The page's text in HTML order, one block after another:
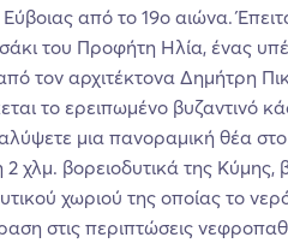
από το 19ο αιώνα.
του Προφήτη Ηλία, ένας
τον αρχιτέκτονα Δημήτρη
το ερειπωμένο βυζαντινό
μια πανοραμική θέα στο
χλμ. βορειοδυτικά της Κύμης,
χωριού της οποίας το
στις περιπτώσεις